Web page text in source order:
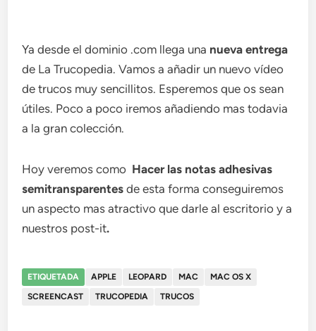
Ya desde el dominio .com llega una nueva entrega
de La Trucopedia. Vamos a añadir un nuevo vídeo
de trucos muy sencillitos. Esperemos que os sean
útiles. Poco a poco iremos añadiendo mas todavia
a la gran colección.
Hoy veremos como Hacer las notas adhesivas
semitransparentesde esta forma conseguiremos
un aspecto mas atractivo que darle al escritorio y a
nuestros post-it.
ETIQUETADA APPLE LEOPARD MAC
MAC OS X
SCREENCAST
TRUCOPEDIA TRUCOS